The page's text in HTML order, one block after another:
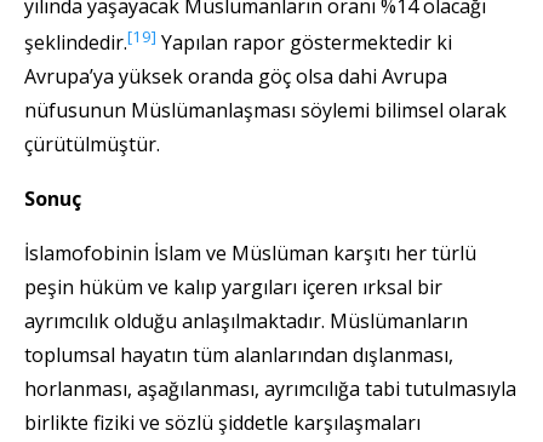
yılında yaşayacak Müslümanların oranı %14 olacağı
şeklindedir.[19] Yapılan rapor göstermektedir ki
Avrupa’ya yüksek oranda göç olsa dahi Avrupa
nüfusunun Müslümanlaşması söylemi bilimsel olarak
çürütülmüştür.
Sonuç
İslamofobinin İslam ve Müslüman karşıtı her türlü
peşin hüküm ve kalıp yargıları içeren ırksal bir
ayrımcılık olduğu anlaşılmaktadır. Müslümanların
toplumsal hayatın tüm alanlarından dışlanması,
horlanması, aşağılanması, ayrımcılığa tabi tutulmasıyla
birlikte fiziki ve sözlü şiddetle karşılaşmaları